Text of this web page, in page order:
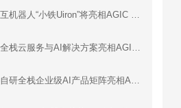
沐腾科技AI交互机器人“小铁Uiron”将亮相AGIC 2026深圳通用人工智能展
奇墨科技将携全栈云服务与AI解决方案亮相AGIC 2026深圳通用人工智能展
引元星河将携自研全栈企业级AI产品矩阵亮相AGIC 2026深圳通用人工智能展